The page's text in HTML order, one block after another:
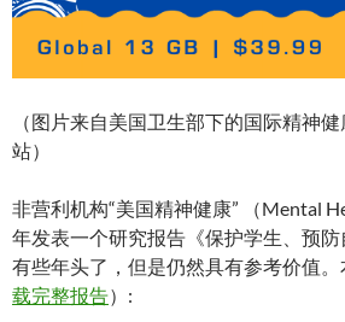
（图片来自美国卫生部下的国际精神
站）
非营利机构“美国精神健康” （Mental
年发表一个研究报告《保护学生、预
有些年头了，但是仍然具有参考价值
载完整报告）: